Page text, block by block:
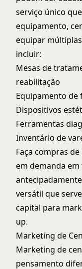
serviço único
equipamento,
equipar
incluir:
Mesas de
reabilitação
Equipamento de
Dispositivos
Ferramentas
Inventário de
Faça compras
em demanda
versátil que
capital para
up.
Marketing de
Marketing de
pensamento